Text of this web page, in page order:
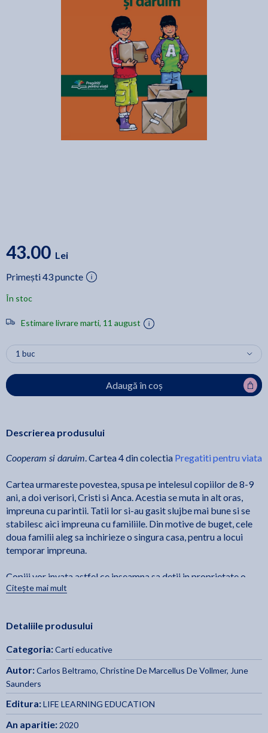
43.00 Lei
Primești 43 puncte
În stoc
Estimare livrare marti, 11 august
Adaugă în coș
Descrierea produsului
Cooperam si daruim. Cartea 4 din colectia Pregatiti pentru viata
Cartea urmareste povestea, spusa pe intelesul copiilor de 8-9
ani, a doi verisori, Cristi si Anca. Acestia se muta in alt oras,
impreuna cu parintii. Tatii lor si-au gasit slujbe mai bune si se
stabilesc aici impreuna cu familiile. Din motive de buget, cele
doua familii aleg sa inchirieze o singura casa, pentru a locui
temporar impreuna.
Copiii vor invata astfel ce inseamna sa detii in proprietate o
locuinta sau alte lucruri, ce inseamna sa locuiesti cu chirie intr-o
imparti cu ceilalti ceea ce ai. Despartiti de vechii lor prieteni si
creeze noi relatii. In acest proces, impartasirea si cooperarea
de obiecte, sentimente si valori, joaca un rol important,
conferind un sentiment de siguranta si inlesnind participarea la
noile grupuri in care personajele au nevoie sa se integreze: o
scoala noua, colegi si profesori noi, vecini noi, oras nou.
Citește mai mult
Detaliile produsului
Categoria:Carti educative
Autor:Carlos Beltramo, Christine De Marcellus De Vollmer, June
Saunders
Editura:LIFE LEARNING EDUCATION
An aparitie: 2020